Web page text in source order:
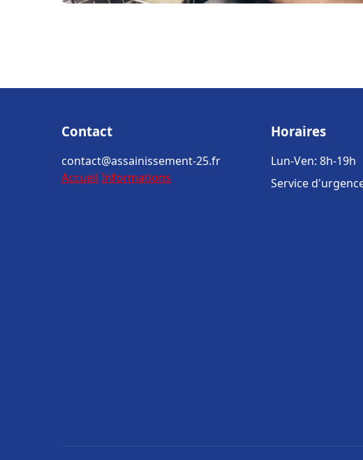
Contact
contact@assainissement-25.fr
Accueil Informations
Horaires
Lun-Ven: 8h-19h
Service